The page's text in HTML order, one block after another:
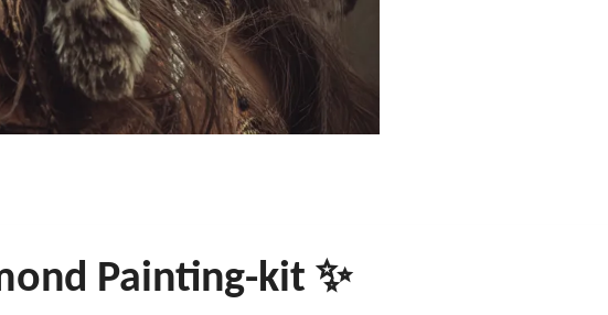
Painting-kit ✨